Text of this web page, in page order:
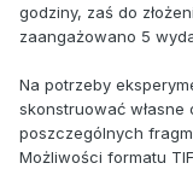
godziny, zaś do
zaangażowano 5
Na potrzeby
skonstruować własne
poszczególnych
Możliwości formatu